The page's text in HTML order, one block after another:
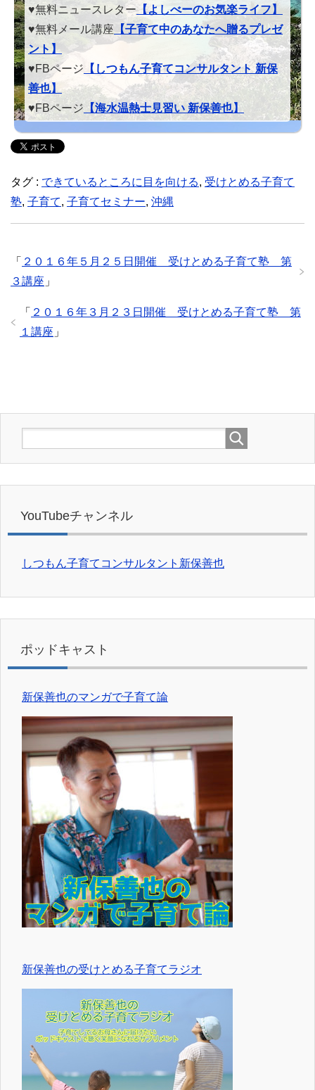
♥無料ニュースレター【よしべーのお気楽ライフ】
♥無料メール講座 【子育て中のあなたへ贈るプレゼ
ント】
♥FBページ 【しつもん子育てコンサルタント 新保
善也】
♥FBページ 【海水温熱士見習い 新保善也】
タグ : できているところに目を向ける, 受けとめる子育て
塾, 子育て, 子育てセミナー, 沖縄
「 ２０１６年５月２５日開催 受けとめる子育て塾 第
３講座 」
「 ２０１６年３月２３日開催 受けとめる子育て塾 第
１講座 」
YouTubeチャンネル
しつもん子育てコンサルタント新保善也
ポッドキャスト
新保善也のマンガで子育て論
新保善也の受けとめる子育てラジオ